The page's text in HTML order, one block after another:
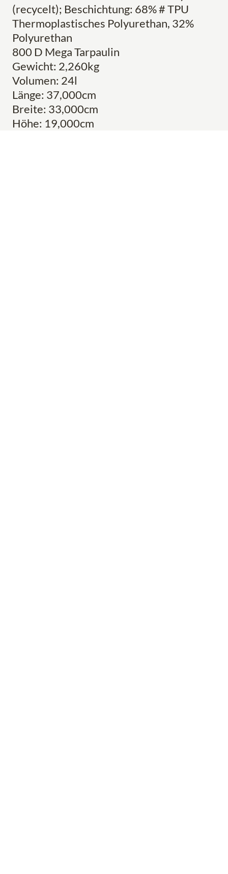
(recycelt); Beschichtung: 68% # TPU
Thermoplastisches Polyurethan, 32%
Polyurethan
800 D Mega Tarpaulin
Gewicht: 2,260kg
Volumen: 24l
Länge: 37,000cm
Breite: 33,000cm
Höhe: 19,000cm